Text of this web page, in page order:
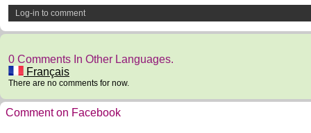
Log-in to comment
0 Comments In Other Languages.
Français
There are no comments for now.
Comment on Facebook